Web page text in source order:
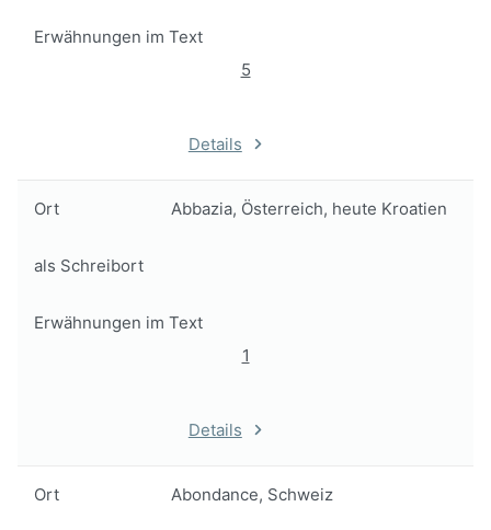
Erwähnungen im Text
5
Details
Ort Abbazia, Österreich, heute Kroatien
als Schreibort
Erwähnungen im Text
1
Details
Ort Abondance, Schweiz